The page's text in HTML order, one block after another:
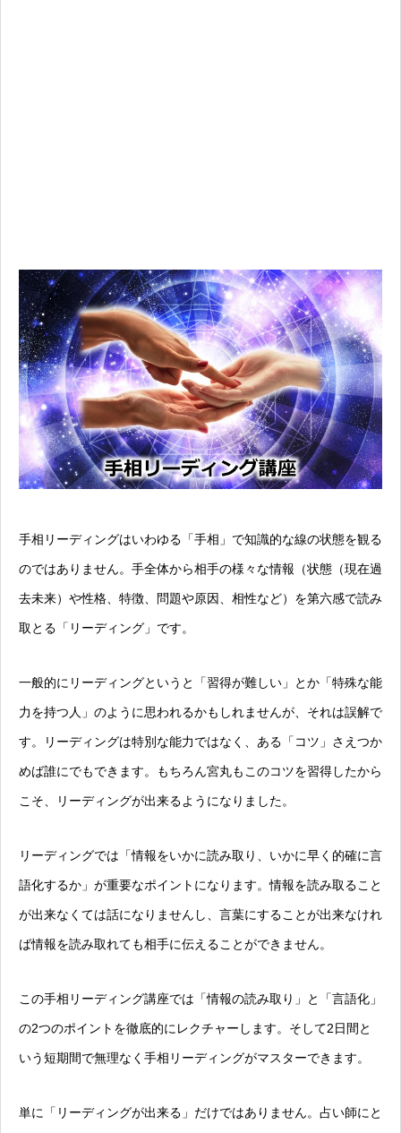
手相リーディングはいわゆる「手相」で知識的な線の状態を観る
のではありません。手全体から相手の様々な情報（状態（現在過
去未来）や性格、特徴、問題や原因、相性など）を第六感で読み
取とる「リーディング」です。
一般的にリーディングというと「習得が難しい」とか「特殊な能
力を持つ人」のように思われるかもしれませんが、それは誤解で
す。リーディングは特別な能力ではなく、ある「コツ」さえつか
めば誰にでもできます。もちろん宮丸もこのコツを習得したから
こそ、リーディングが出来るようになりました。
リーディングでは「情報をいかに読み取り、いかに早く的確に言
語化するか」が重要なポイントになります。情報を読み取ること
が出来なくては話になりませんし、言葉にすることが出来なけれ
ば情報を読み取れても相手に伝えることができません。
この手相リーディング講座では「情報の読み取り」と「言語化」
の2つのポイントを徹底的にレクチャーします。そして2日間と
いう短期間で無理なく手相リーディングがマスターできます。
単に「リーディングが出来る」だけではありません。占い師にと